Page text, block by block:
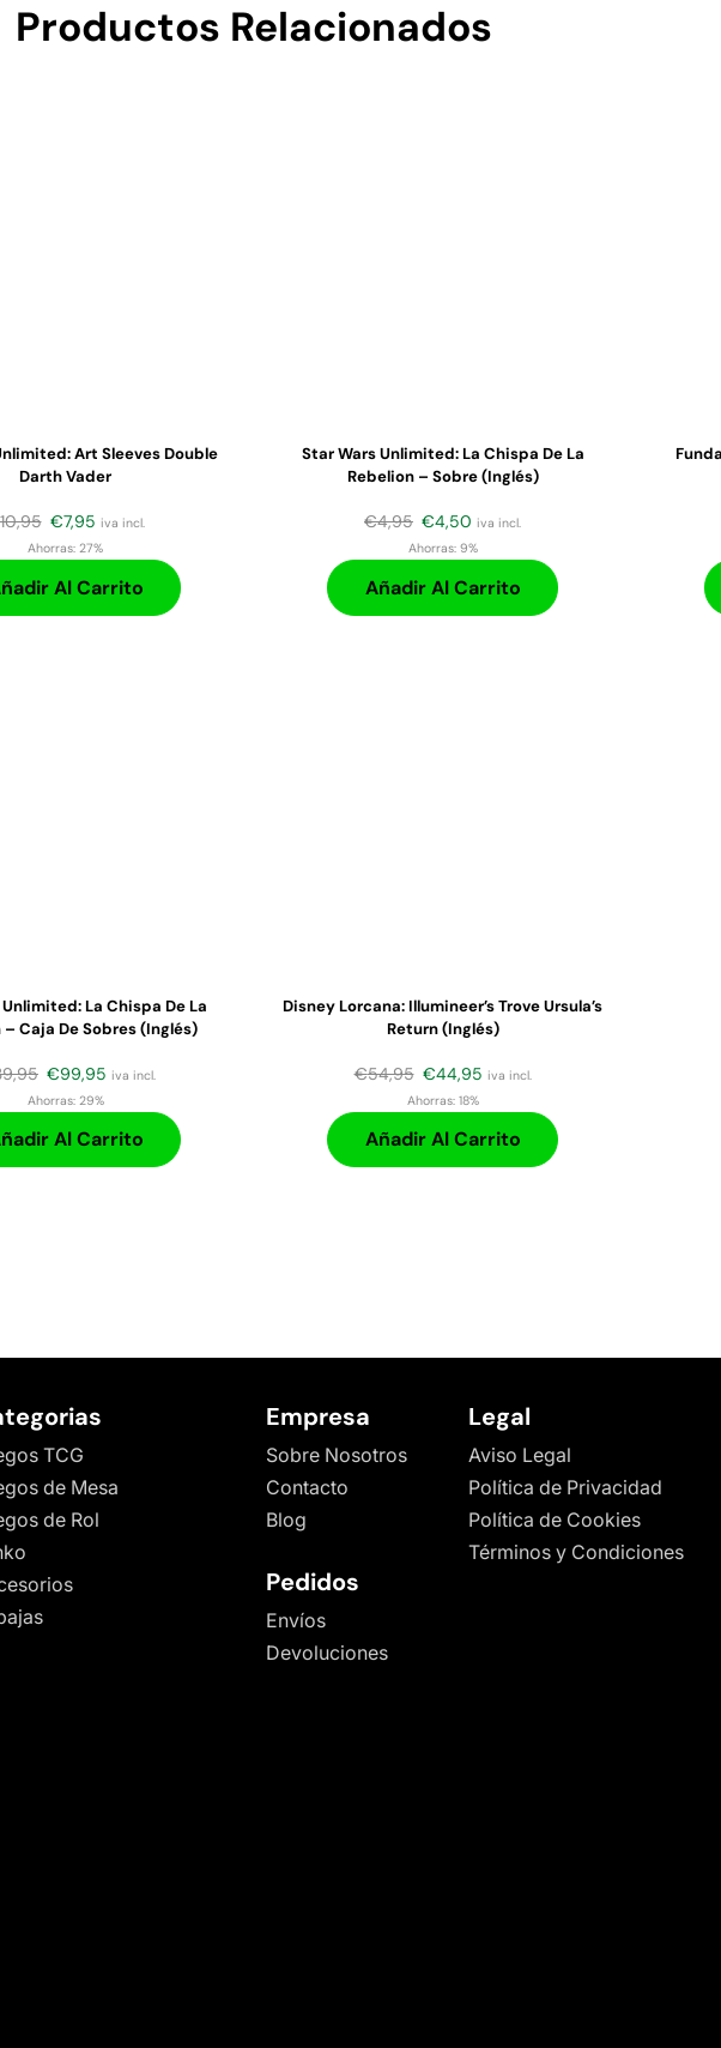
Productos Relacionados
Art Sleeves Double
Darth Vader
10,95 €7,95 iva incl.
Ahorras: 27%
Al Carrito
Star Wars Unlimited: La Chispa De La
Rebelion – Sobre (inglés)
€4,95 €4,50 iva incl.
Ahorras:9%
Añadir Al Carrito
La Chispa De La
– Caja De Sobres (inglés)
€99,95 iva incl.
Ahorras:29%
Al Carrito
Disney Lorcana: Illumineer’s Trove Ursula’s
Return (Inglés)
€54,95 €44,95 iva incl.
Ahorras:18%
Añadir Al Carrito
TCG
de Mesa
de Rol
Empresa
Sobre Nosotros
Contacto
Blog
Pedidos
Envíos
Devoluciones
Legal
Aviso Legal
Política de Privacidad
Política de Cookies
Términos y Condiciones